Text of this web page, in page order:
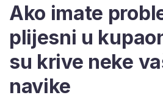
Ako imate
plijesni u
su krive neke
navike